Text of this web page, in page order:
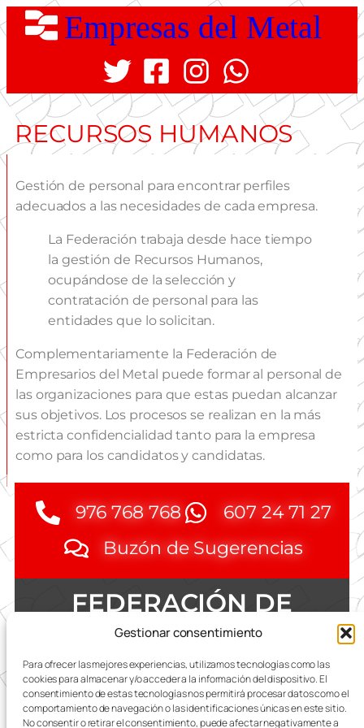
Gestionar consentimiento
Para ofrecer las mejores experiencias, utilizamos tecnologías como las
cookies para almacenar y/o acceder a la información del dispositivo. El
consentimiento de estas tecnologías nos permitirá procesar datos como el
comportamiento de navegación o las identificaciones únicas en este sitio.
No consentir o retirar el consentimiento, puede afectar negativamente a
Empresas del Metal
RECURSOS HUMANOS
Gestión de personal para encontrar perfiles
adecuados a las necesidades de cada empresa.
La Federación trabaja desde hace tiempo
la gestión de Recursos Humanos,
ocupándose de la selección y
contratación de personal para las
entidades que lo solicitan.
Complementariamente la Federación de
Empresarios del Metal puede formar al personal de
las organizaciones para que estas puedan alcanzar
sus objetivos. Los procesos se realizan en la más
estricta confidencialidad tanto para la empresa
como para los candidatos y candidatas.
976 768 768
607 24 71 27
Buzón de Sugerencias
FEDERACIÓN DE
EMPRESAS DEL METAL
DE ZARAGOZA
Todas las referencias terminológicas de género que se